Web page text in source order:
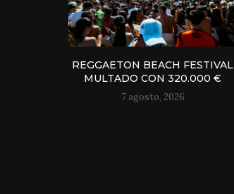
REGGAETON BEACH FESTIVAL
MULTADO CON 320.000 €
7 agosto, 2026